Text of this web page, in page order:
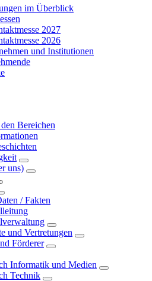
im Überblick
2027
2026
und Institutionen
Bereichen
uns)
/ Fakten
und Vertretungen
Förderer
Informatik und Medien
Technik